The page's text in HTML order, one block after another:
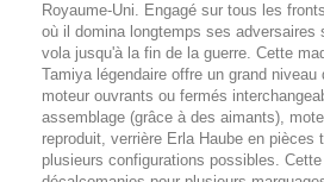
Royaume-Uni. Engagé sur tous les
où il domina longtemps ses
vola jusqu'à la fin de la guerre. Cette
Tamiya légendaire offre un grand
moteur ouvrants ou fermés
assemblage (grâce à des aimants),
reproduit, verrière Erla Haube en pièces
plusieurs configurations possibles.